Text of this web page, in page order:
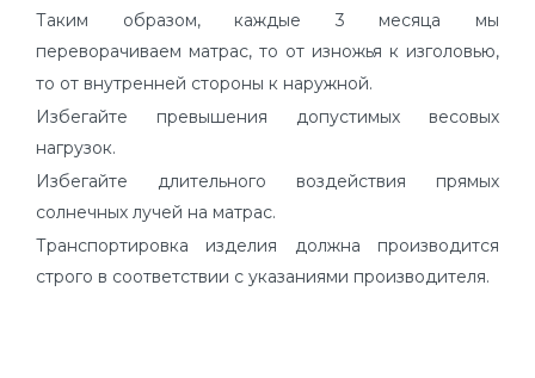
Таким образом, каждые 3 месяца мы
переворачиваем матрас, то от изножья к изголовью,
то от внутренней стороны к наружной.
Избегайте превышения допустимых весовых
нагрузок.
Избегайте длительного воздействия прямых
солнечных лучей на матрас.
Транспортировка изделия должна производится
строго в соответствии с указаниями производителя.